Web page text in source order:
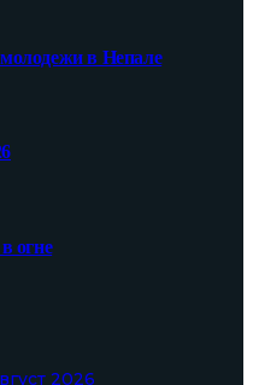
в Непале
огне
2026